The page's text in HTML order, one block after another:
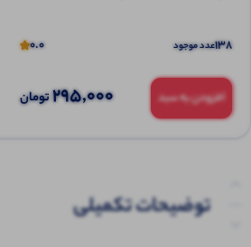
138عدد موجود 0.0
افزودن به سبد 295,000تومان
توضیحات تکمیلی